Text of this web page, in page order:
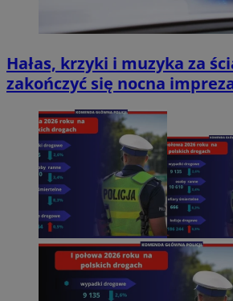
Hałas, krzyki i muzyka za
zakończyć się nocna